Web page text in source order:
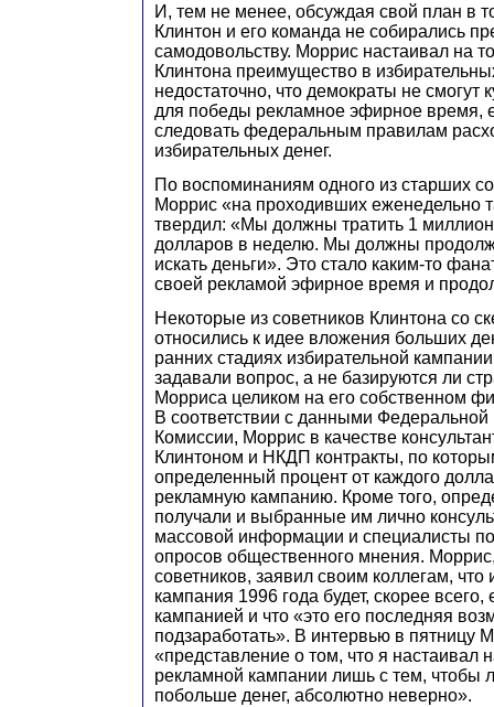
И, тем не менее, обсуждая свой план в
Клинтон и его команда не собирались
самодовольству. Моррис настаивал на
Клинтона преимущество в
недостаточно, что демократы не смогут
для победы рекламное эфирное время,
следовать федеральным правилам
избирательных денег.
По воспоминаниям одного из старших
Моррис «на проходивших еженедельно
твердил: «Мы должны тратить 1
долларов в неделю. Мы должны
искать деньги». Это стало каким-то
своей рекламой эфирное время и
Некоторые из советников Клинтона со
относились к идее вложения больших
ранних стадиях избирательной
задавали вопрос, а не базируются ли
Морриса целиком на его собственном
В соответствии с данными Федеральной
Комиссии, Моррис в качестве
Клинтоном и НКДП контракты, по
определенный процент от каждого
рекламную кампанию. Кроме того,
получали и выбранные им лично
массовой информации и специалисты
опросов общественного мнения.
советников, заявил своим коллегам, что
кампания 1996 года будет, скорее всего,
кампанией и что «это его последняя
подзаработать». В интервью в пятницу
«представление о том, что я настаивал
рекламной кампании лишь с тем, чтобы
побольше денег, абсолютно неверно».